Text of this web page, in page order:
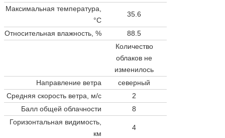
Максимальная температура,
°C
35.6
Относительная влажность, %
88.5
Количество
облаков не
изменилось
Направление ветра
северный
Средняя скорость ветра, м/с
2
Балл общей облачности
8
Горизонтальная видимость,
км
4